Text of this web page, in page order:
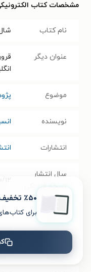
مشخصات کتاب
نام کتاب
عنوان دیگر
موضوع
نویسنده
انتشارات
سال انتشار
فرمت کتاب
کتاب
٪۵۰ تخفیف ویژۀ اولین خرید
برای